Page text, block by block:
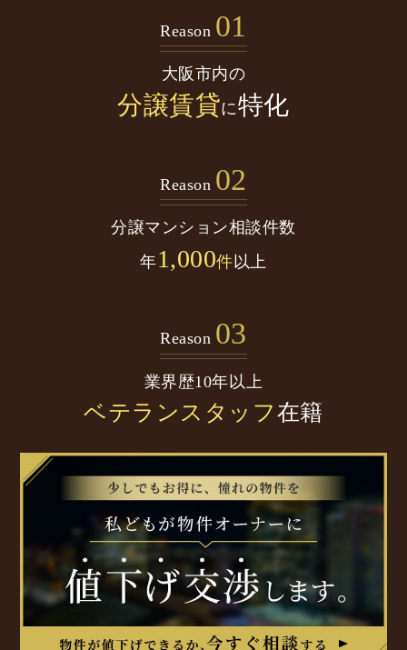
Reason 01
大阪市内の
分譲賃貸に特化
Reason 02
分譲マンション相談件数
年1,000件以上
Reason 03
業界歴10年以上
ベテランスタッフ在籍